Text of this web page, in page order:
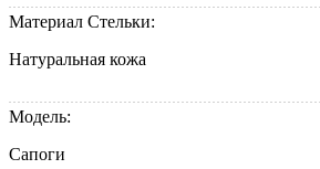
Материал Стельки:
Натуральная кожа
Модель:
Сапоги